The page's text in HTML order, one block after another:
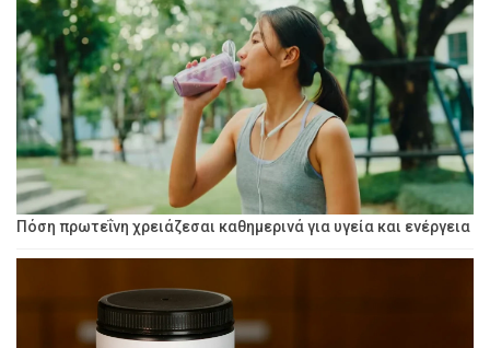
Πόση πρωτεΐνη χρειάζεσαι καθημερινά για υγεία και ενέργεια